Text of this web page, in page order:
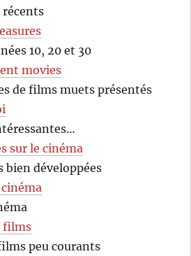
10, 20 et 30
movies
de films muets présentés
sur le cinéma
bien développées
films
peu courants